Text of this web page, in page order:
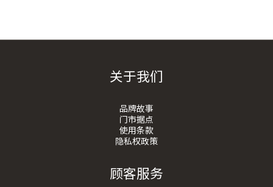
关于我们
品牌故事
门市据点
使用条款
隐私权政策
顾客服务